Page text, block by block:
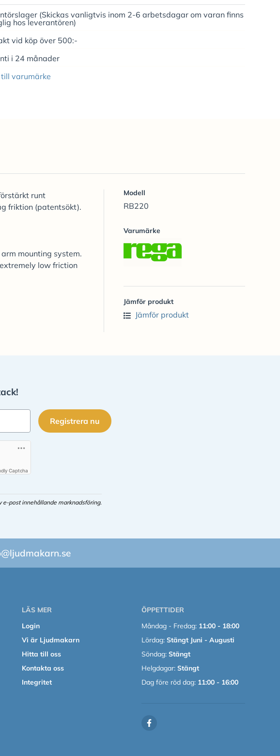
(Skickas vanligtvis inom 2-6 arbetsdagar om varan finns
hos leverantören)
vid köp över 500:-
i 24 månader
till varumärke
runt
friktion (patentsökt).
mounting system.
low friction
Modell
RB220
Varumärke
Jämför produkt
Jämför produkt
Registrera nu
Captcha
post innehållande marknadsföring.
LÄS MER
Login
Vi är Ljudmakarn
Hitta till oss
Kontakta oss
Integritet
ÖPPETTIDER
Måndag - Fredag: 11:00 - 18:00
Lördag:Stängt Juni - Augusti
Söndag:Stängt
Helgdagar:Stängt
Dag före röd dag:11:00 - 16:00